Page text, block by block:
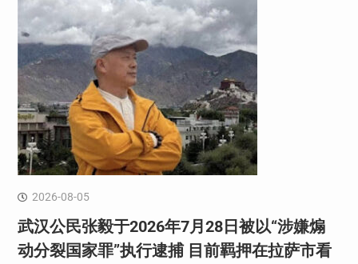
2026-08-05
武汉公民张毅于2026年7月28日被以“涉嫌煽
动分裂国家罪”执行逮捕 目前羁押在拉萨市看